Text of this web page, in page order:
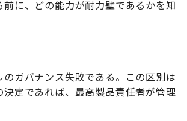
に、どの能力が耐力壁であるかを知
ガバナンス失敗である。この区別は
定であれば、最高製品責任者が管理